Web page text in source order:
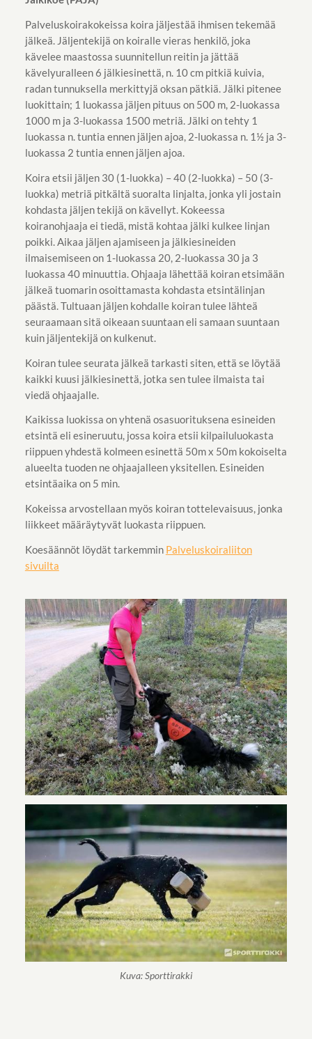
Palveluskoirakokeissa koira jäljestää ihmisen tekemää
jälkeä. Jäljentekijä on koiralle vieras henkilö, joka
kävelee maastossa suunnitellun reitin ja jättää
kävelyuralleen 6 jälkiesinettä, n. 10 cm pitkiä kuivia,
radan tunnuksella merkittyjä oksan pätkiä. Jälki pitenee
luokittain; 1 luokassa jäljen pituus on 500 m, 2-luokassa
1000 m ja 3-luokassa 1500 metriä. Jälki on tehty 1
luokassa n. tuntia ennen jäljen ajoa, 2-luokassa n. 1½ ja 3-
luokassa 2 tuntia ennen jäljen ajoa.
Koira etsii jäljen 30 (1-luokka) – 40 (2-luokka) – 50 (3-
luokka) metriä pitkältä suoralta linjalta, jonka yli jostain
kohdasta jäljen tekijä on kävellyt. Kokeessa
koiranohjaaja ei tiedä, mistä kohtaa jälki kulkee linjan
poikki. Aikaa jäljen ajamiseen ja jälkiesineiden
ilmaisemiseen on 1-luokassa 20, 2-luokassa 30 ja 3
luokassa 40 minuuttia. Ohjaaja lähettää koiran etsimään
jälkeä tuomarin osoittamasta kohdasta etsintälinjan
päästä. Tultuaan jäljen kohdalle koiran tulee lähteä
seuraamaan sitä oikeaan suuntaan eli samaan suuntaan
kuin jäljentekijä on kulkenut.
Koiran tulee seurata jälkeä tarkasti siten, että se löytää
kaikki kuusi jälkiesinettä, jotka sen tulee ilmaista tai
viedä ohjaajalle.
Kaikissa luokissa on yhtenä osasuorituksena esineiden
etsintä eli esineruutu, jossa koira etsii kilpailuluokasta
riippuen yhdestä kolmeen esinettä 50m x 50m kokoiselta
alueelta tuoden ne ohjaajalleen yksitellen. Esineiden
etsintäaika on 5 min.
Kokeissa arvostellaan myös koiran tottelevaisuus, jonka
liikkeet määräytyvät luokasta riippuen.
Koesäännöt löydät tarkemmin Palveluskoiraliiton
sivuilta
Kuva: Sporttirakki